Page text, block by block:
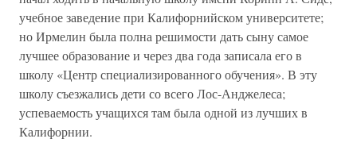
учебное заведение при Калифорнийском университете;
но Ирмелин была полна решимости дать сыну самое
лучшее образование и через два года записала его в
школу «Центр специализированного обучения». В эту
школу съезжались дети со всего Лос-Анджелеса;
успеваемость учащихся там была одной из лучших в
Калифорнии.